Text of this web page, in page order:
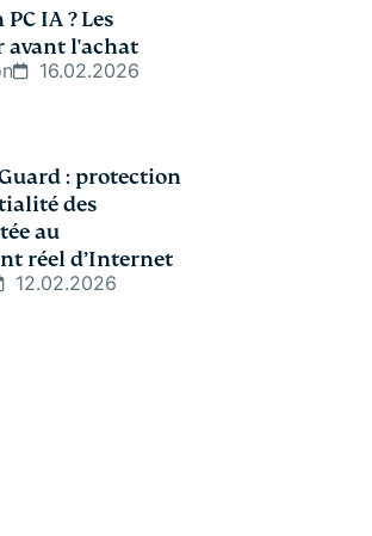
PC IA ? Les
avant l'achat
16.02.2026
: protection
des
au
réel d’Internet
12.02.2026